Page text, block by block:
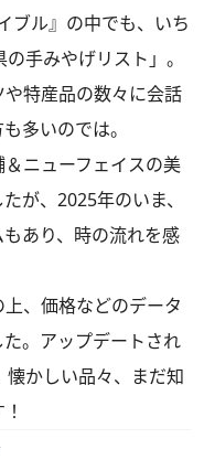
ブル』の中でも、いち
手みやげリスト」。
特産品の数々に会話
多いのでは。
ニューフェイスの美
が、2025年のいま、
あり、時の流れを感
、価格などのデータ
。アップデートされ
かしい品々、まだ知